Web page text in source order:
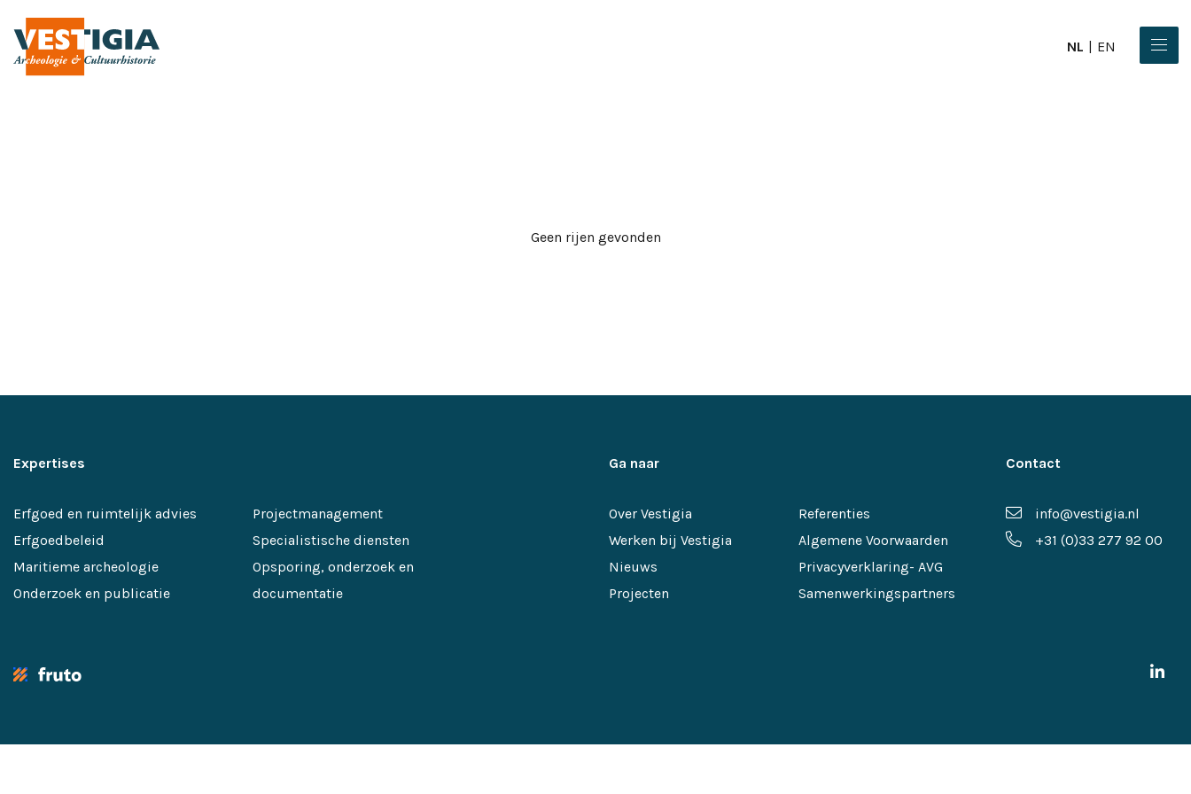
NL EN
Geen rijen gevonden
Expertises
Erfgoed en ruimtelijk advies
Erfgoedbeleid
Maritieme archeologie
Onderzoek en publicatie
Projectmanagement
Specialistische diensten
Opsporing, onderzoek en
documentatie
Ga naar
Over Vestigia
Werken bij Vestigia
Nieuws
Projecten
Referenties
Algemene Voorwaarden
Privacyverklaring- AVG
Samenwerkingspartners
Contact
info@vestigia.nl
+31 (0)33 277 92 00